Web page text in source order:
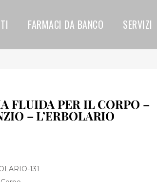
FARMACI DA BANCO SERVIZI
FLUIDA PER IL CORPO –
– L’ERBOLARIO
131